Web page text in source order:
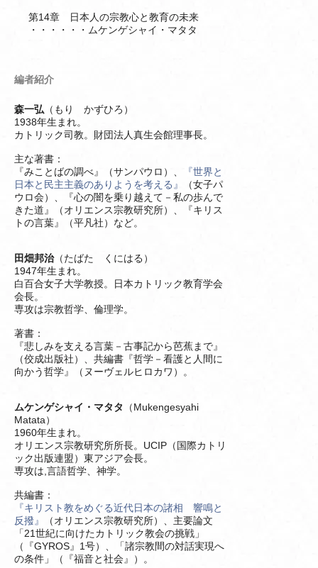
第14章 日本人の宗教心と教育の未来
・・・・・・ムケンゲシャイ・マタタ
編者紹介
森一弘 （もり かずひろ）
1938年生まれ。
カトリック司教。財団法人真生会館理事長。
主な著書：
『みことばの調べ』（サンパウロ）、
『世界と
日本と民主主義のありようを考える』
（女子パ
ウロ会）、『心の闇を乗り越えて－私の歩んで
きた道』（オリエンス宗教研究所）、『キリス
トの言葉』（平凡社）など。
田畑邦治（たばた くにはる）
1947年生まれ。
白百合女子大学教授。日本カトリック教育学会
会長。
専攻は宗教哲学、倫理学。
著書：
『悲しみを支える言葉－古事記から芭蕉まで』
（佼成出版社）、共編書『哲学－看護と人間に
向かう哲学』（ヌーヴェルヒロカワ）。
ムケンゲシャイ・マタタ
（Mukengesyahi
Matata）
1960年生まれ。
オリエンス宗教研究所所長。UCIP（国際カトリ
ック出版連盟）東アジア会長。
専攻は,言語哲学、神学。
共編書：
『キリスト教をめぐる近代日本の諸相 響鳴と
反撥』
（オリエンス宗教研究所）、主要論文
「21世紀に向けたカトリック教会の挑戦」
（『GYROS』1号）、「諸宗教間の対話実現へ
の条件」（『福音と社会』）。